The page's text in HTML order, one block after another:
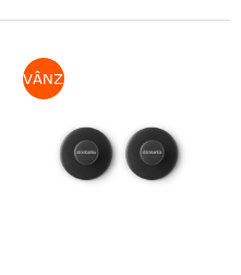
VÂNZARE